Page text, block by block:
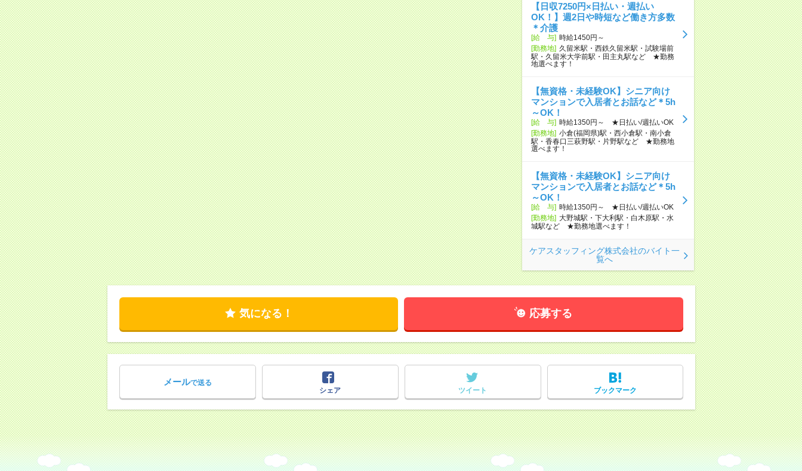
【日収7250円×日払い・週払い
OK！】週2日や時短など働き方多数
＊介護
[給 与] 時給1450円～
[勤務地] 久留米駅・西鉄久留米駅・試験場前
駅・久留米大学前駅・田主丸駅など ★勤務
地選べます！
【無資格・未経験OK】シニア向け
マンションで入居者とお話など＊5h
～OK！
[給 与] 時給1350円～ ★日払い/週払いOK
[勤務地] 小倉(福岡県)駅・西小倉駅・南小倉
駅・香春口三萩野駅・片野駅など ★勤務地
選べます！
【無資格・未経験OK】シニア向け
マンションで入居者とお話など＊5h
～OK！
[給 与] 時給1350円～ ★日払い/週払いOK
[勤務地] 大野城駅・下大利駅・白木原駅・水
城駅など ★勤務地選べます！
ケアスタッフィング株式会社のバイト一
覧へ
気になる！ 応募する
メールで送る
シェア
ツイート ブックマーク